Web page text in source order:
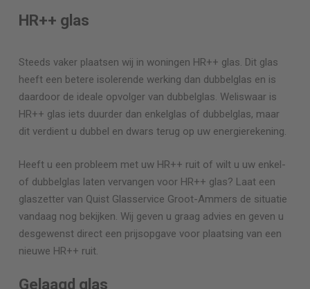
HR++ glas
Steeds vaker plaatsen wij in woningen HR++ glas. Dit glas
heeft een betere isolerende werking dan dubbelglas en is
daardoor de ideale opvolger van dubbelglas. Weliswaar is
HR++ glas iets duurder dan enkelglas of dubbelglas, maar
dit verdient u dubbel en dwars terug op uw energierekening.
Heeft u een probleem met uw HR++ ruit of wilt u uw enkel-
of dubbelglas laten vervangen voor HR++ glas? Laat een
glaszetter van Quist Glasservice Groot-Ammers de situatie
vandaag nog bekijken. Wij geven u graag advies en geven u
desgewenst direct een prijsopgave voor plaatsing van een
nieuwe HR++ ruit.
Gelaagd glas